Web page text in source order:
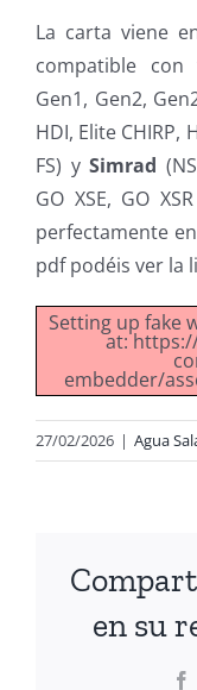
La carta viene
compatible
Gen1, Gen2,
HDI, Elite CHIRP,
FS) ySimrad
GO XSE, GO
perfectamente
pdf podéis ver la
Setting up fake
at:
embedder/
27/02/2026 | Agua
en su